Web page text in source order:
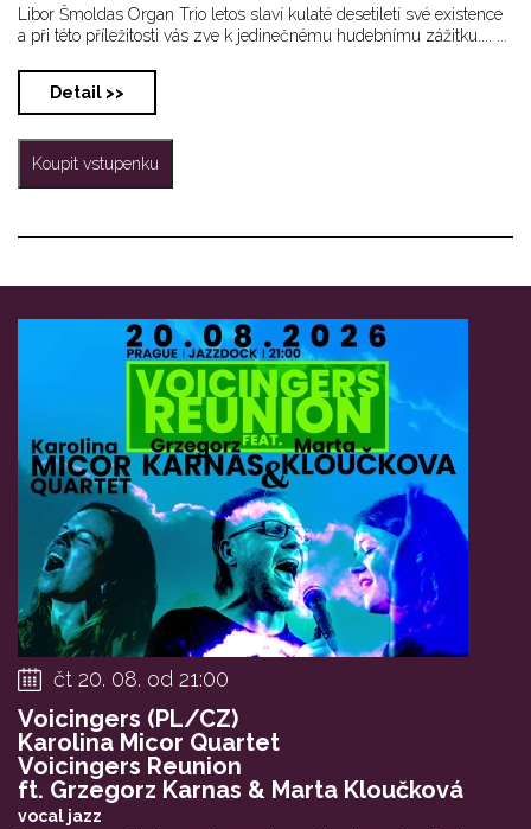
Libor Šmoldas Organ Trio letos slaví kulaté desetiletí své existence
a při této příležitosti vás zve k jedinečnému hudebnímu zážitku.... ...
Detail >>
Koupit vstupenku
čt 20. 08. od 21:00
Voicingers (PL/CZ)
Karolina Micor Quartet
Voicingers Reunion
ft. Grzegorz Karnas & Marta Kloučková
vocal jazz